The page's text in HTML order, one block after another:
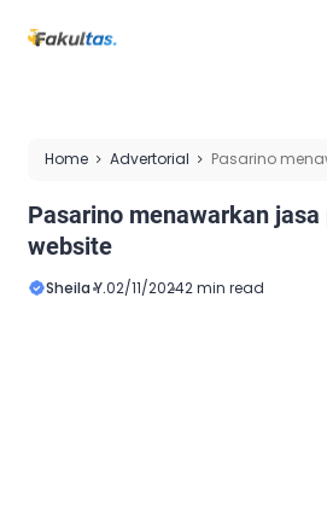
Home Advertorial
Pasarino
Pasarino menawarkan
website
Sheila Y.02/11/20242 min read